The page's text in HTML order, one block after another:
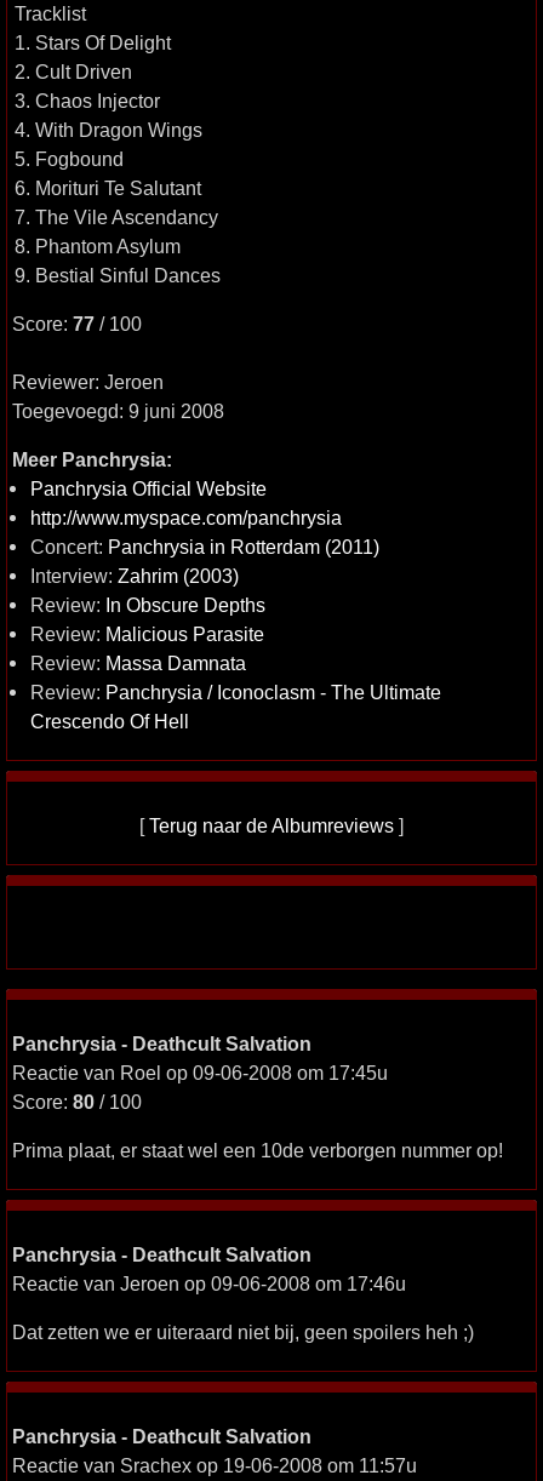
Tracklist
1. Stars Of Delight
2. Cult Driven
3. Chaos Injector
4. With Dragon Wings
5. Fogbound
6. Morituri Te Salutant
7. The Vile Ascendancy
8. Phantom Asylum
9. Bestial Sinful Dances
Score: 77 / 100
Reviewer: Jeroen
Toegevoegd: 9 juni 2008
Meer Panchrysia:
Panchrysia Official Website
http://www.myspace.com/panchrysia
Concert: Panchrysia in Rotterdam (2011)
Interview: Zahrim (2003)
Review: In Obscure Depths
Review: Malicious Parasite
Review: Massa Damnata
Review: Panchrysia / Iconoclasm - The Ultimate
Crescendo Of Hell
[Terug naar de Albumreviews ]
Panchrysia - Deathcult Salvation
Reactie van Roel op 09-06-2008 om 17:45u
Score: 80 / 100
Prima plaat, er staat wel een 10de verborgen nummer op!
Panchrysia - Deathcult Salvation
Reactie van Jeroen op 09-06-2008 om 17:46u
Dat zetten we er uiteraard niet bij, geen spoilers heh ;)
Panchrysia - Deathcult Salvation
Reactie van Srachex op 19-06-2008 om 11:57u